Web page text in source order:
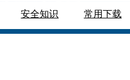
安全知识 常用下载